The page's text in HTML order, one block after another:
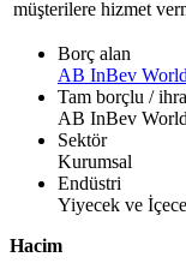
müşterilere hizmet
Borç alan
AB InBev
Tam borçlu /
AB InBev
Sektör
Kurumsal
Endüstri
Yiyecek ve
Hacim